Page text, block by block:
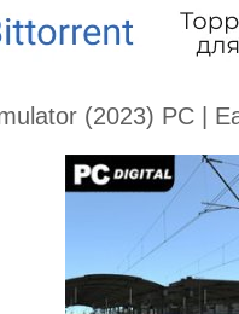
(2023) PC |